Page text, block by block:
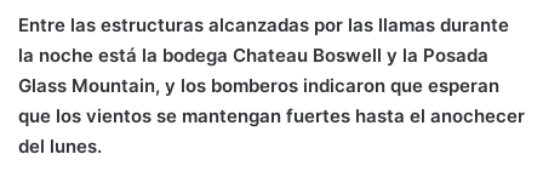
Entre las estructuras alcanzadas por las llamas durante
la noche está la bodega Chateau Boswell y la Posada
Glass Mountain, y los bomberos indicaron que esperan
que los vientos se mantengan fuertes hasta el anochecer
del lunes.